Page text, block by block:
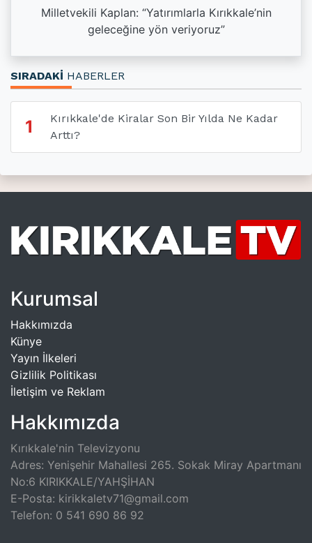
Milletvekili Kaplan: “Yatırımlarla Kırıkkale’nin
geleceğine yön veriyoruz”
SIRADAKİ HABERLER
1
Kırıkkale'de Kiralar Son Bir Yılda Ne Kadar
Arttı?
Kurumsal
Hakkımızda
Künye
Yayın İlkeleri
Gizlilik Politikası
İletişim ve Reklam
Hakkımızda
Kırıkkale'nin Televizyonu
Adres: Yenişehir Mahallesi 265. Sokak Miray Apartmanı
No:6 KIRIKKALE/YAHŞİHAN
E-Posta: kirikkaletv71@gmail.com
Telefon: 0 541 690 86 92